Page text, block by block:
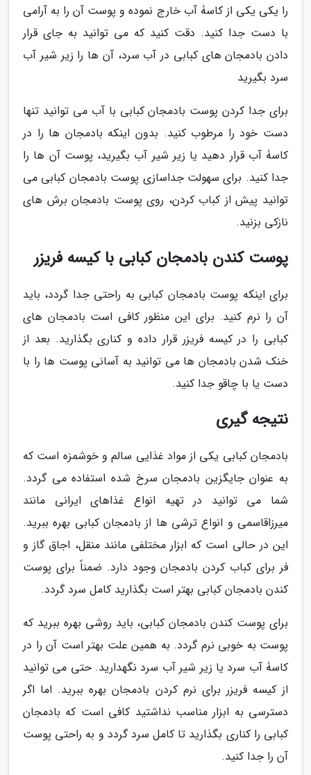
را یکی یکی از کاسۀ آب خارج نموده و پوست آن را به آرامی
با دست جدا کنید. دقت کنید که می توانید به جای قرار
دادن بادمجان های کبابی در آب سرد، آن ها را زیر شیر آب
سرد بگیرید
برای جدا کردن پوست بادمجان کبابی با آب می توانید تنها
دست خود را مرطوب کنید. بدون اینکه بادمجان ها را در
کاسۀ آب قرار دهید یا زیر شیر آب بگیرید، پوست آن ها را
جدا کنید. برای سهولت جداسازی پوست بادمجان کبابی می
توانید پیش از کباب کردن، روی پوست بادمجان برش های
نازکی بزنید.
پوست کندن بادمجان کبابی با کیسه فریزر
برای اینکه پوست بادمجان کبابی به راحتی جدا گردد، باید
آن را نرم کنید. برای این منظور کافی است بادمجان های
کبابی را در کیسه فریزر قرار داده و کناری بگذارید. بعد از
خنک شدن بادمجان ها می توانید به آسانی پوست ها را با
دست یا با چاقو جدا کنید.
نتیجه گیری
بادمجان کبابی یکی از مواد غذایی سالم و خوشمزه است که
به عنوان جایگزین بادمجان سرخ شده استفاده می گردد.
شما می توانید در تهیه انواع غذاهای ایرانی مانند
میرزاقاسمی و انواع ترشی ها از بادمجان کبابی بهره ببرید.
این در حالی است که ابزار مختلفی مانند منقل، اجاق گاز و
فر برای کباب کردن بادمجان وجود دارد. ضمناً برای پوست
کندن بادمجان کبابی بهتر است بگذارید کامل سرد گردد.
برای پوست کندن بادمجان کبابی، باید روشی بهره ببرید که
پوست به خوبی نرم گردد. به همین علت بهتر است آن را در
کاسۀ آب سرد یا زیر شیر آب سرد نگهدارید. حتی می توانید
از کیسه فریزر برای نرم کردن بادمجان بهره ببرید. اما اگر
دسترسی به ابزار مناسب نداشتید کافی است که بادمجان
کبابی را کناری بگذارید تا کامل سرد گردد و به راحتی پوست
آن را جدا کنید.